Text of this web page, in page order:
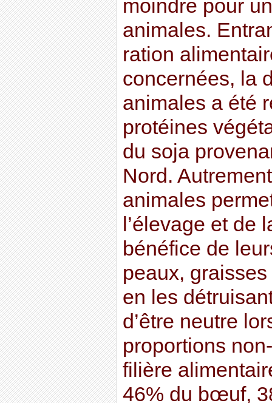
moindre pour
animales.
ration
concernées, la
animales a été
protéines
du soja
Nord.
animales
l’élevage et de
bénéfice de
peaux,
en les
d’être neutre
proportions
filière
46% du bœuf,